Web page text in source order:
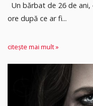
Un bărbat de 26 de
ore după ce ar fi...
citește mai mult »